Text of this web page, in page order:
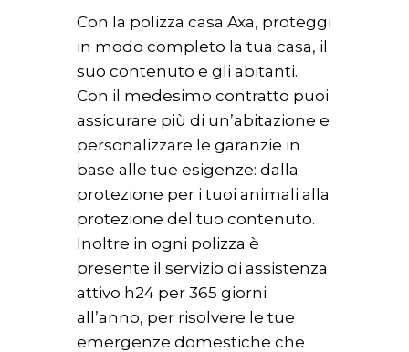
Con la polizza casa Axa, proteggi
in modo completo la tua casa, il
suo contenuto e gli abitanti.
Con il medesimo contratto puoi
assicurare più di un’abitazione e
personalizzare le garanzie in
base alle tue esigenze: dalla
protezione per i tuoi animali alla
protezione del tuo contenuto.
Inoltre in ogni polizza è
presente il servizio di assistenza
attivo h24 per 365 giorni
all’anno, per risolvere le tue
emergenze domestiche che